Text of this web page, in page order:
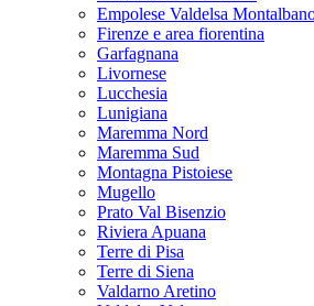
Empolese Valdelsa
Firenze e area fiorentina
Garfagnana
Livornese
Lucchesia
Lunigiana
Maremma Nord
Maremma Sud
Montagna Pistoiese
Mugello
Prato Val Bisenzio
Riviera Apuana
Terre di Pisa
Terre di Siena
Valdarno Aretino